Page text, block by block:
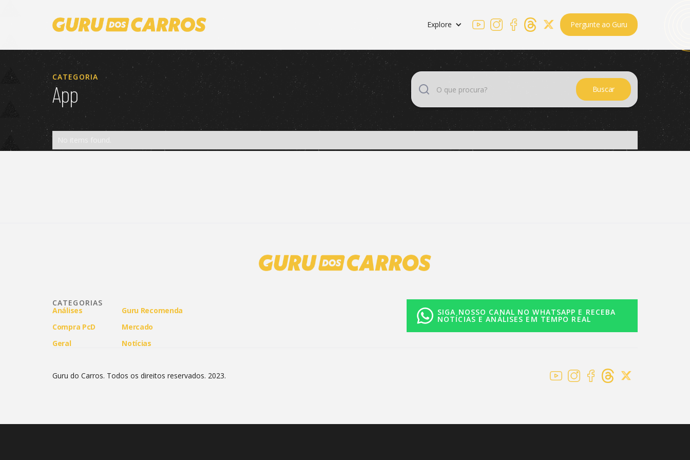
Explore Pergunte ao Guru
CATEGORIA
App
CATEGORIAS
Análises
Compra PcD
Geral
Guru Recomenda
Mercado
Notícias
SIGA NOSSO CANAL NO WHATSAPP E RECEBA
NOTÍCIAS E ANÁLISES EM TEMPO REAL
Guru do Carros. Todos os direitos reservados. 2023.